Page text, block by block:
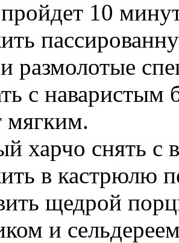
10
размолотые
с наваристым
мягким.
харчо снять с
в кастрюлю
щедрой
и